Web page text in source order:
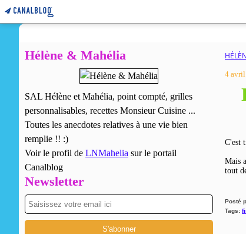
Hélène & Mahélia
SAL Hélène et Mahélia, point compté, grilles
personnalisables, recettes Monsieur Cuisine ...
Toutes les anecdotes relatives à une vie bien
remplie !! :)
Voir le profil de LNMahelia sur le portail
Canalblog
Newsletter
4
C'est
Mais
tout
Posté
Tags: